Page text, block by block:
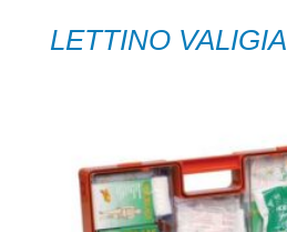
LETTINO VALIGIA